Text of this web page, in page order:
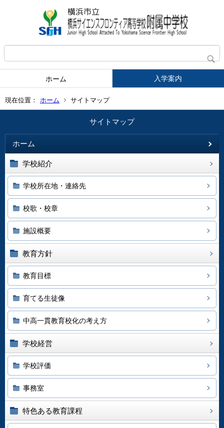
ホーム 入学案内
現在位置： ホーム サイトマップ
サイトマップ
ホーム
学校紹介
学校所在地・連絡先
校歌・校章
施設概要
教育方針
教育目標
育てる生徒像
中高一貫教育校化の考え方
学校経営
学校評価
事務室
特色ある教育課程